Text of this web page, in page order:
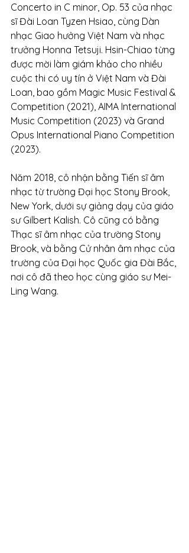
Concerto in C minor, Op. 53 của nhạc
sĩ Đài Loan Tyzen Hsiao, cùng Dàn
nhạc Giao hưởng Việt Nam và nhạc
trưởng Honna Tetsuji. Hsin-Chiao từng
được mời làm giám khảo cho nhiều
cuộc thi có uy tín ở Việt Nam và Đài
Loan, bao gồm Magic Music Festival &
Competition (2021), AIMA International
Music Competition (2023) và Grand
Opus International Piano Competition
(2023).
Năm 2018, cô nhận bằng Tiến sĩ âm
nhạc từ trường Đại học Stony Brook,
New York, dưới sự giảng dạy của giáo
sư Gilbert Kalish. Cô cũng có bằng
Thạc sĩ âm nhạc của trường Stony
Brook, và bằng Cử nhân âm nhạc của
trường của Đại học Quốc gia Đài Bắc,
nơi cô đã theo học cùng giáo sư Mei-
Ling Wang.